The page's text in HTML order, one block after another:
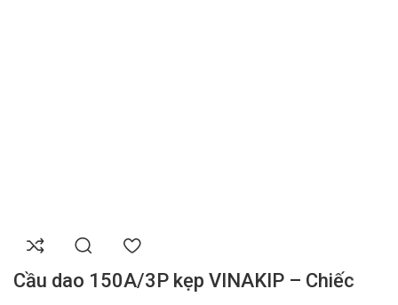
Cầu dao 150A/3P kẹp VINAKIP – Chiếc